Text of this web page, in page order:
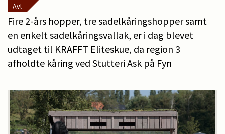
Avl
Fire 2-års hopper, tre sadelkåringshopper samt
en enkelt sadelkåringsvallak, er i dag blevet
udtaget til KRAFFT Eliteskue, da region 3
afholdte kåring ved Stutteri Ask på Fyn